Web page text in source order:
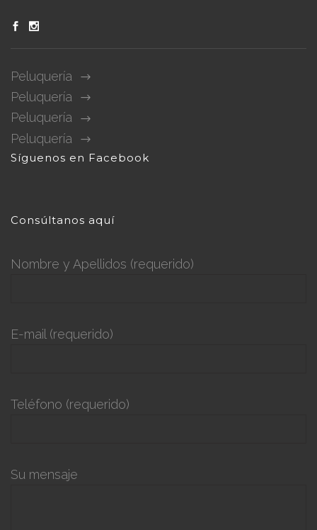
Peluquería
Peluquería
Peluquería
Peluquería
Síguenos en Facebook
Consúltanos aquí
Nombre y Apellidos (requerido)
E-mail (requerido)
Teléfono (requerido)
Su mensaje